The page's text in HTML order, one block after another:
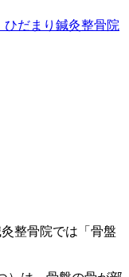
だまり鍼灸整骨院
整骨院では「骨盤